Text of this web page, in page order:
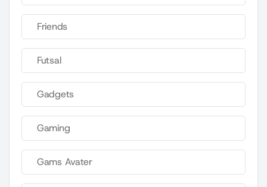
Friends
Futsal
Gadgets
Gaming
Gams Avater